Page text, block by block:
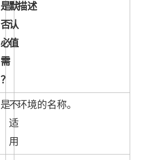
是
否
必
需
？
默
认
值
描述
是不
适
用
环境的名称。